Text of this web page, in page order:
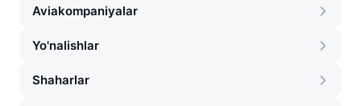
Aviakompaniyalar
Yo'nalishlar
Shaharlar